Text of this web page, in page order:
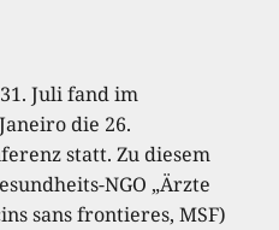
Juli fand im
die 26.
statt. Zu diesem
NGO „Ärzte
sans frontieres, MSF)